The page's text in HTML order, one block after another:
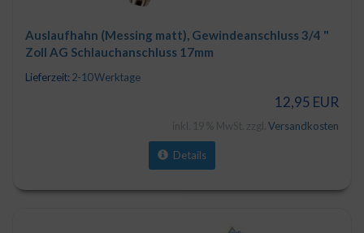
Auslaufhahn (Messing matt), Gewindeanschluss 3/4 "
Zoll AG Schlauchanschluss 17mm
Lieferzeit: 2-10 Werktage
12,95 EUR
Versandkosten
Details